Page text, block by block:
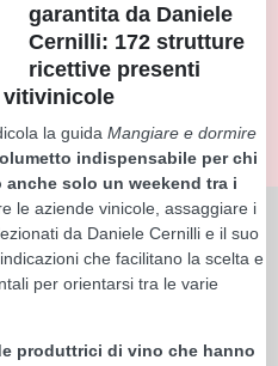
garantita da Daniele
Cernilli: 172 strutture
ricettive presenti
vitivinicole
la guida Mangiare e dormire
indispensabile per chi
solo un weekend tra i
le aziende vinicole, assaggiare i
da Daniele Cernilli e il suo
che facilitano la scelta e
per orientarsi tra le varie
produttrici di vino che hanno